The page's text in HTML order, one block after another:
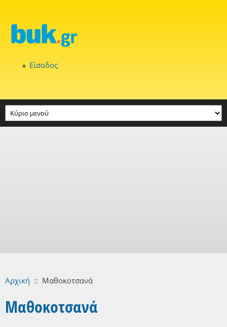
Είσοδος
Αρχική :: Μαθοκοτσανά
Μαθοκοτσανά